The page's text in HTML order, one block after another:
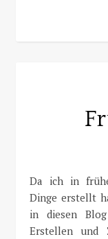
Da ich in früheren Jahren bereits viele kreative
Dinge erstellt
in diesen
Erstellen und